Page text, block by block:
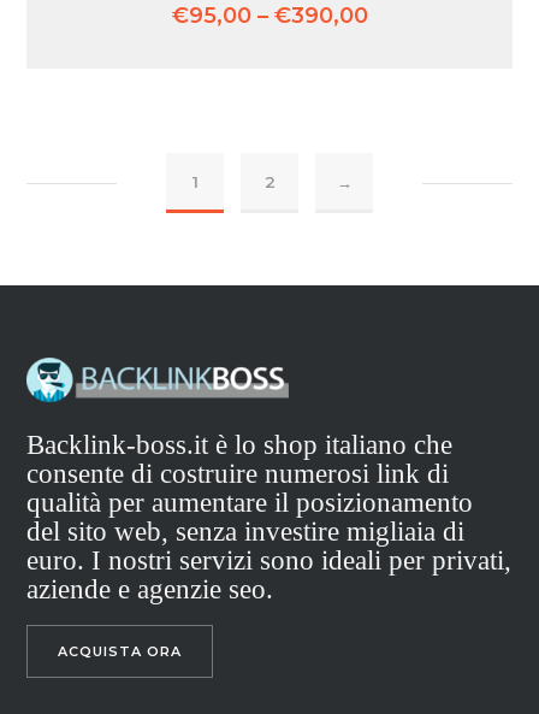
€95,00– €390,00
1 2 →
Backlink-boss.it è lo shop italiano che
consente di costruire numerosi link di
qualità per aumentare il posizionamento
del sito web, senza investire migliaia di
euro. I nostri servizi sono ideali per privati,
aziende e agenzie seo.
ACQUISTA ORA